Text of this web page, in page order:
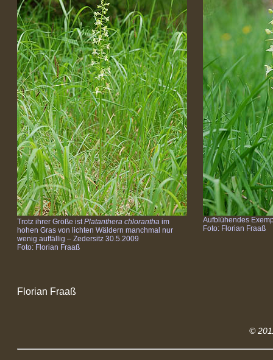
Trotz ihrer Größe istPlatanthera chloranthaim
hohen Gras von lichten Wäldern manchmal nur
wenig auffällig – Zedersitz 30.5.2009
Foto: Florian Fraaß
Aufblühendes
Foto: Florian Fraaß
Florian Fraaß
©